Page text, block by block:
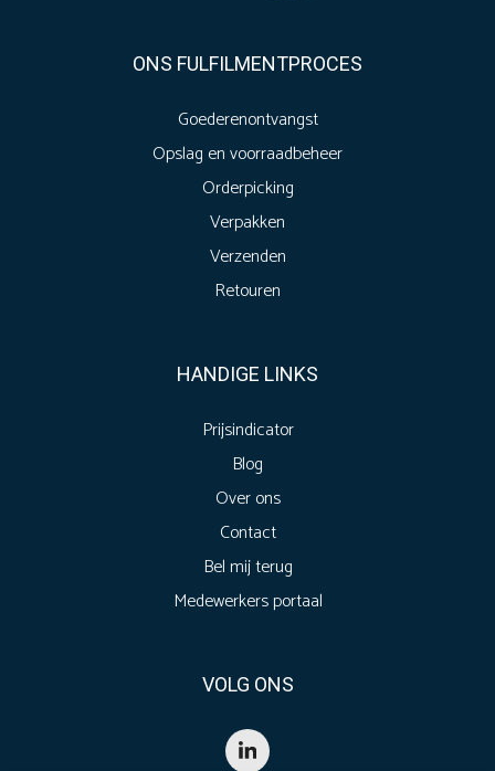
ONS FULFILMENTPROCES
Goederenontvangst
Opslag en voorraadbeheer
Orderpicking
Verpakken
Verzenden
Retouren
HANDIGE LINKS
Prijsindicator
Blog
Over ons
Contact
Bel mij terug
Medewerkers portaal
VOLG ONS